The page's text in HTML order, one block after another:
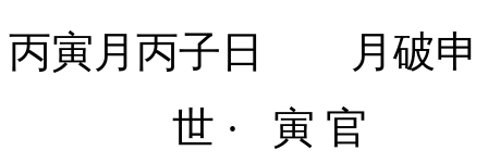
丙寅月丙子日 月破
世 · 寅 官